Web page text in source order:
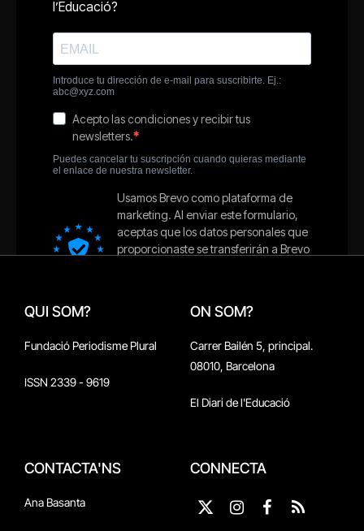
QUI SOM?
Fundació Periodisme Plural
ISSN 2339 - 9619
ON SOM?
Carrer Bailén 5, principal.
08010, Barcelona
El Diari de l'Educació
CONTACTA'NS
Ana Basanta
CONNECTA
X
Instagram
Facebook
RSS